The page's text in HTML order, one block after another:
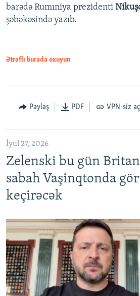
barədə Rumıniya prezidenti
şəbəkəsində yazıb.
Ətraflı burada oxuyun
Paylaş PDF VPN-siz
İyul 27, 2026
Zelenski bu gün
sabah Vaşinqtonda
keçirəcək